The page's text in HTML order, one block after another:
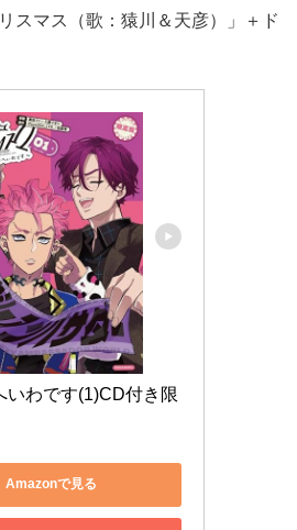
スマス（歌：猿川＆天彦）」＋ド
いわです(1)CD付き限
Amazonで見る